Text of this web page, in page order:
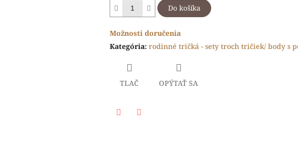
Do košíka
Možnosti doručenia
Kategória: rodinné tričká - sety troch tričiek/ body s
TLAČ OPÝTAŤ SA